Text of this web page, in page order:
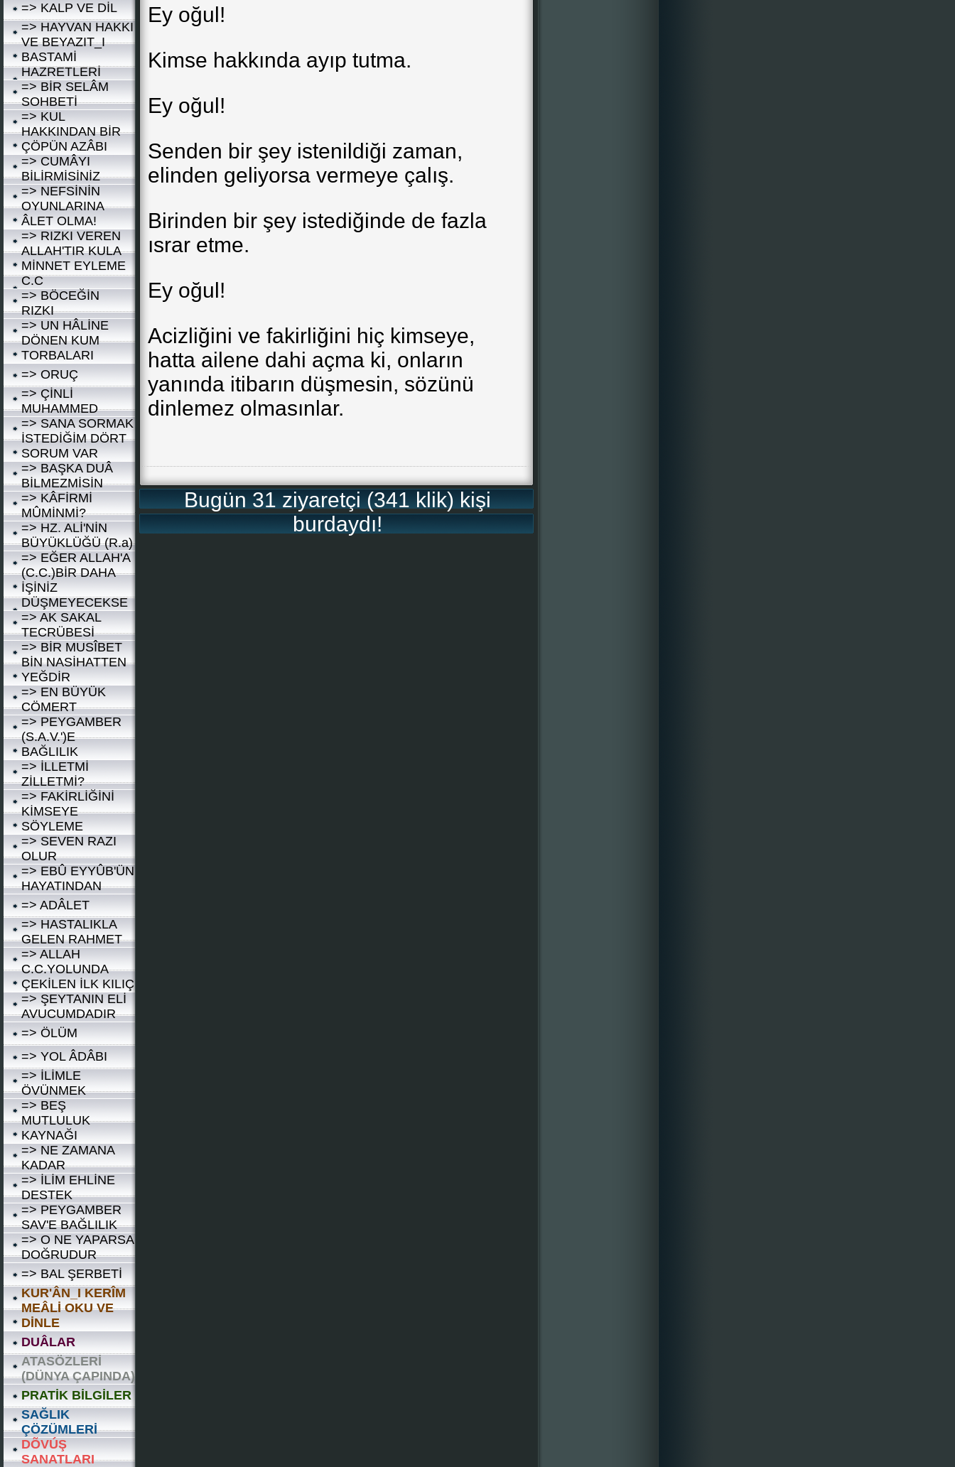
=> KALP VE DİL
=> HAYVAN HAKKI
VE BEYAZIT_I
BASTAMİ
HAZRETLERİ
=> BİR SELÂM
SOHBETİ
=> KUL
HAKKINDAN BİR
ÇÖPÜN AZÂBI
=> CUMÂYI
BİLİRMİSİNİZ
=> NEFSİNİN
OYUNLARINA
ÂLET OLMA!
=> RIZKI VEREN
ALLAH'TIR KULA
MİNNET EYLEME
C.C
=> BÖCEĞİN
RIZKI
=> UN HÂLİNE
DÖNEN KUM
TORBALARI
=> ORUÇ
=> ÇİNLİ
MUHAMMED
=> SANA SORMAK
İSTEDİĞİM DÖRT
SORUM VAR
=> BAŞKA DUÂ
BİLMEZMİSİN
=> KÂFİRMİ
MÛMİNMİ?
=> HZ. ALİ'NİN
BÜYÜKLÜĞÜ (R.a)
=> EĞER ALLAH'A
(C.C.)BİR DAHA
İŞİNİZ
DÜŞMEYECEKSE
=> AK SAKAL
TECRÜBESİ
=> BİR MUSÎBET
BİN NASİHATTEN
YEĞDİR
=> EN BÜYÜK
CÖMERT
=> PEYGAMBER
(S.A.V.')E
BAĞLILIK
=> İLLETMİ
ZİLLETMİ?
=> FAKİRLİĞİNİ
KİMSEYE
SÖYLEME
=> SEVEN RAZI
OLUR
=> EBÛ EYYÛB'ÜN
HAYATINDAN
=> ADÂLET
=> HASTALIKLA
GELEN RAHMET
=> ALLAH
C.C.YOLUNDA
ÇEKİLEN İLK KILIÇ
=> ŞEYTANIN ELİ
AVUCUMDADIR
=> ÖLÜM
=> YOL ÂDÂBI
=> İLİMLE
ÖVÜNMEK
=> BEŞ
MUTLULUK
KAYNAĞI
=> NE ZAMANA
KADAR
=> İLİM EHLİNE
DESTEK
=> PEYGAMBER
SAV'E BAĞLILIK
=> O NE YAPARSA
DOĞRUDUR
=> BAL ŞERBETİ
KUR'ÂN_I KERÎM
MEÂLİ OKU VE
DİNLE
DUÂLAR
ATASÖZLERİ
(DÜNYA ÇAPINDA)
PRATİK BİLGİLER
SAĞLIK
ÇÖZÜMLERİ
DÕVÚŞ
SANATLARI
Ey oğul!
Kimse hakkında ayıp tutma.
Ey oğul!
Senden bir şey istenildiği zaman,
elinden geliyorsa vermeye çalış.
Birinden bir şey istediğinde de fazla
ısrar etme.
Ey oğul!
Acizliğini ve fakirliğini hiç kimseye,
hatta ailene dahi açma ki, onların
yanında itibarın düşmesin, sözünü
dinlemez olmasınlar.
Bugün 31 ziyaretçi (341 klik) kişi
burdaydı!